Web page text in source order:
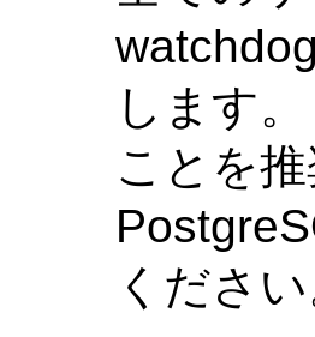
します
ことを
ください